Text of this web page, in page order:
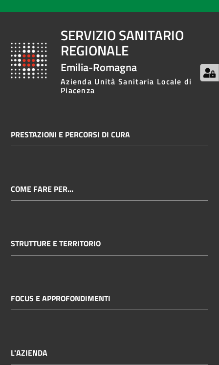
SERVIZIO SANITARIO
REGIONALE
Emilia-Romagna
Azienda Unità Sanitaria Locale di
Piacenza
PRESTAZIONI E PERCORSI DI CURA
COME FARE PER...
STRUTTURE E TERRITORIO
FOCUS E APPROFONDIMENTI
L'AZIENDA